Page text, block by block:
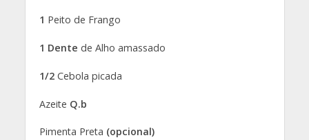
1 Peito de Frango
1 Dente de Alho amassado
1/2Cebola picada
Azeite Q.b
Pimenta Preta (opcional)